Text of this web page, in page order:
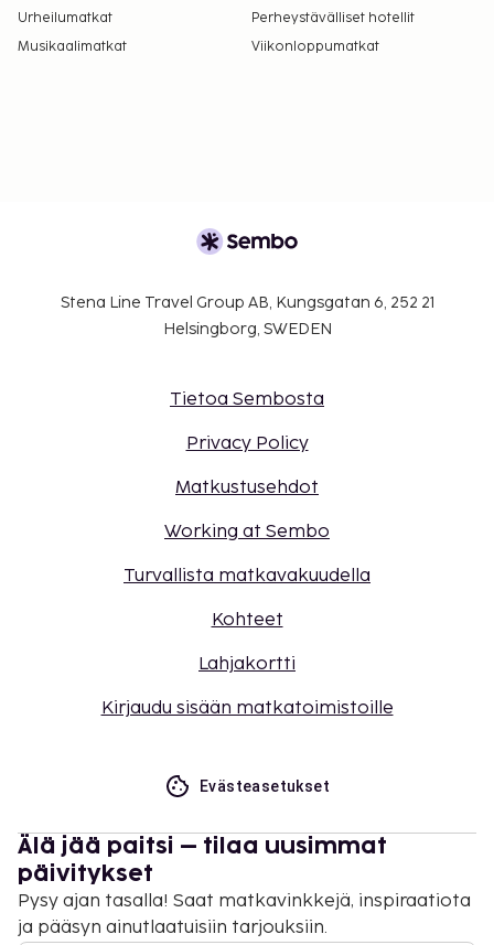
Urheilumatkat
Perheystävälliset hotellit
Musikaalimatkat
Viikonloppumatkat
Stena Line Travel Group AB, Kungsgatan 6, 252 21
Helsingborg, SWEDEN
Tietoa Sembosta
Privacy Policy
Matkustusehdot
Working at Sembo
Turvallista matkavakuudella
Kohteet
Lahjakortti
Kirjaudu sisään matkatoimistoille
Evästeasetukset
Älä jää paitsi – tilaa uusimmat
päivitykset
Pysy ajan tasalla! Saat matkavinkkejä, inspiraatiota
ja pääsyn ainutlaatuisiin tarjouksiin.